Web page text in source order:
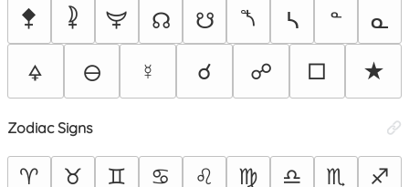
⯞
⯝ ⯟ ☊ ☋ ⯲ ᓴ ᓐ
ᓇ
🜍
🜔 ☿ ☌ ☍ □ ★
Zodiac Signs
♈ ♉ ♊ ♋ ♌ ♍ ♎ ♏
♐